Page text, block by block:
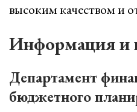
высоким качеством и
Информация и
Департамент
бюджетного